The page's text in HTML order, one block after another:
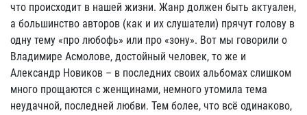
что происходит в нашей жизни. Жанр должен быть актуален,
а большинство авторов (как и их слушатели) прячут голову в
одну тему «про любофь» или про «зону». Вот мы говорили о
Владимире Асмолове, достойный человек, то же и
Александр Новиков – в последних своих альбомах слишком
много прощаются с женщинами, немного утомила тема
неудачной, последней любви. Тем более, что всё одинаково,